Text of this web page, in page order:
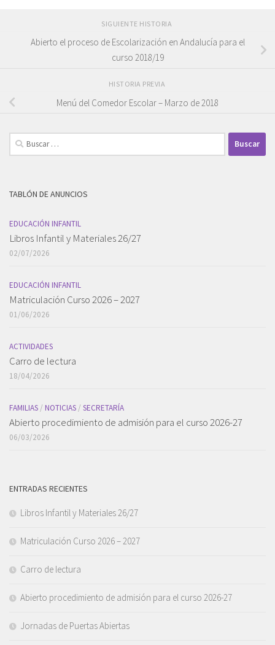
SIGUIENTE HISTORIA
Abierto el proceso de Escolarización en Andalucía para el
curso 2018/19
HISTORIA PREVIA
Menú del Comedor Escolar – Marzo de 2018
Buscar:
TABLÓN DE ANUNCIOS
EDUCACIÓN INFANTIL
Libros Infantil y Materiales 26/27
02/07/2026
EDUCACIÓN INFANTIL
Matriculación Curso 2026 – 2027
01/06/2026
ACTIVIDADES
Carro de lectura
18/04/2026
FAMILIAS / NOTICIAS / SECRETARÍA
Abierto procedimiento de admisión para el curso 2026-27
06/03/2026
ENTRADAS RECIENTES
Libros Infantil y Materiales 26/27
Matriculación Curso 2026 – 2027
Carro de lectura
Abierto procedimiento de admisión para el curso 2026-27
Jornadas de Puertas Abiertas